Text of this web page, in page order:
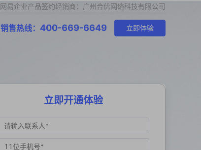
网易企业产品签约经销商：广州合优网络科技有限公司
销售热线： 400-669-6649 立即体验
立即开通体验